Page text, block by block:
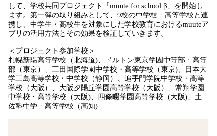
み
込
み
で
す
して、学校共同プロジェクト「muute for school β」を開始し
ます。第一弾の取り組みとして、9校の中学校・高等学校と連
携し、中学生・高校生を対象にした学校教育におけるmuuteア
プリの活用方法とその効果を検証していきます。
＜プロジェクト参加学校＞
札幌新陽高等学校（北海道)、ドルトン東京学園中等部・高等
部（東京）、三田国際学園中学校・高等学校（東京)、日本大
学三島高等学校・中学校（静岡）、追手門学院中学校・高等
学校（大阪）、大阪夕陽丘学園高等学校（大阪）、常翔学園
中学校・高等学校（大阪)、四條畷学園高等学校（大阪)、土
佐塾中学・高等学校（高知)